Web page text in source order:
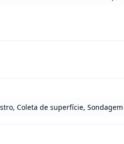
Coleta de superfície,